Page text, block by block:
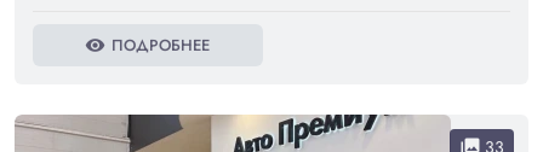
visibility ПОДРОБНЕЕ
collections 33